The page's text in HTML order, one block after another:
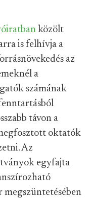
közölt
is felhívja a
az
a
számának
távon a
oktatók
Az
egyfajta
megszüntetésében